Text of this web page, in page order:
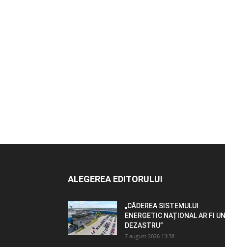
ALEGEREA EDITORULUI
„CĂDEREA SISTEMULUI
ENERGETIC NAȚIONAL AR FI UN
DEZASTRU”
7 august 2026 13:38